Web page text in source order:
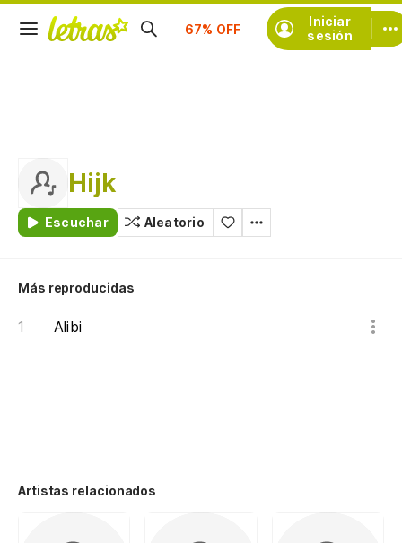
Iniciar
sesión
Suscríbete
Hijk
Escuchar Aleatorio
Más reproducidas
Alibi
Artistas relacionados